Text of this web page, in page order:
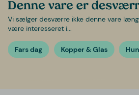
Denne vare er
Vi sælger desværre ikke denne vare
være interesseret i...
Fars dag Kopper & Glas